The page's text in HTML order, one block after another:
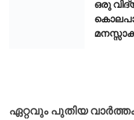
ഒരു
ഏറ്റവും പുതിയ